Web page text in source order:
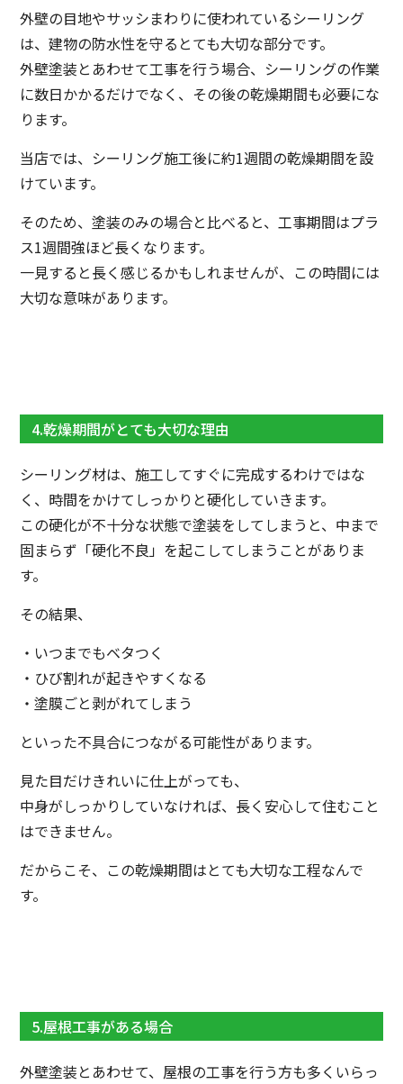
外壁の目地やサッシまわりに使われているシーリング
は、建物の防水性を守るとても大切な部分です。
外壁塗装とあわせて工事を行う場合、シーリングの作業
に数日かかるだけでなく、その後の乾燥期間も必要にな
ります。
当店では、シーリング施工後に約1週間の乾燥期間を設
けています。
そのため、塗装のみの場合と比べると、工事期間はプラ
ス1週間強ほど長くなります。
一見すると長く感じるかもしれませんが、この時間には
大切な意味があります。
4.乾燥期間がとても大切な理由
シーリング材は、施工してすぐに完成するわけではな
く、時間をかけてしっかりと硬化していきます。
この硬化が不十分な状態で塗装をしてしまうと、中まで
固まらず「硬化不良」を起こしてしまうことがありま
す。
その結果、
・いつまでもベタつく
・ひび割れが起きやすくなる
・塗膜ごと剥がれてしまう
といった不具合につながる可能性があります。
見た目だけきれいに仕上がっても、
中身がしっかりしていなければ、長く安心して住むこと
はできません。
だからこそ、この乾燥期間はとても大切な工程なんで
す。
5.屋根工事がある場合
外壁塗装とあわせて、屋根の工事を行う方も多くいらっ